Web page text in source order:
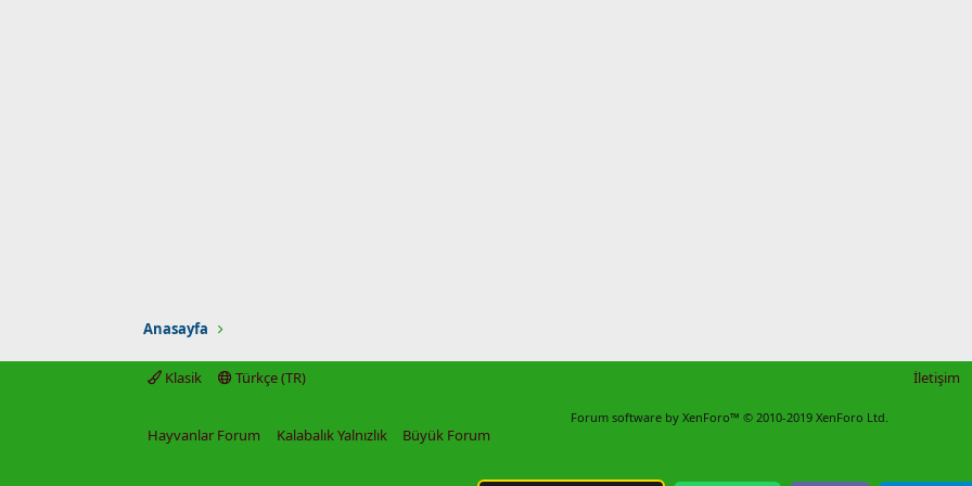
Anasayfa
Klasik Türkçe (TR) İletişim
Forum software by XenForo™ © 2010-2019 XenForo Ltd.
Hayvanlar Forum Kalabalık Yalnızlık Büyük Forum